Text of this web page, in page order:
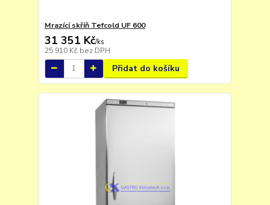
Mrazící skříň Tefcold UF 600
31 351 Kč/ks
25 910 Kč bez DPH
Přidat do košíku